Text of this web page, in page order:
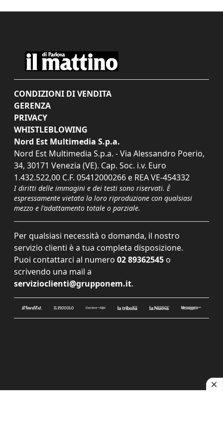
CONDIZIONI DI VENDITA
GERENZA
PRIVACY
WHISTLEBLOWING
Nord Est Multimedia S.p.a.
Nord Est Multimedia S.p.a. - Via Alessandro Poerio,
34, 30171 Venezia (VE). Cap. Soc. i.v. Euro
1.432.522,00 C.F. 05412000266 e REA VE-454332
I diritti delle immagini e dei testi sono riservati. È
espressamente vietata la loro riproduzione con qualsiasi
mezzo e l'adattamento totale o parziale.
Per qualsiasi necessità o domanda, il nostro
servizio clienti è a tua completa disposizione.
Puoi contattarci al numero 02 89362545 o
scrivendo una mail a
servizioclienti@grupponem.it.